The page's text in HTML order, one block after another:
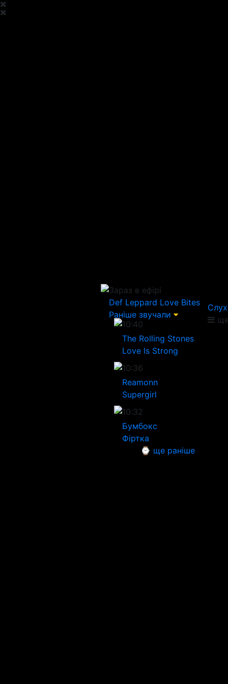
Зараз в ефірі
Def Leppard Love Bites
Раніше звучали
10:40
The Rolling Stones
Love Is Strong
10:36
Reamonn
Supergirl
10:32
Бумбокс
Фіртка
⌚ ще раніше